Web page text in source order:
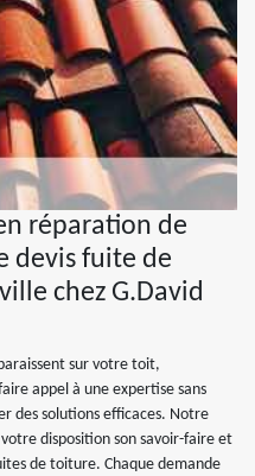
réparation de
devis fuite de
chez G.David
sur votre toit,
appel à une expertise sans
des solutions efficaces. Notre
disposition son savoir-faire et
de toiture. Chaque demande